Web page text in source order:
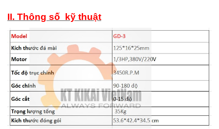
II. Thông số kỹ thuật